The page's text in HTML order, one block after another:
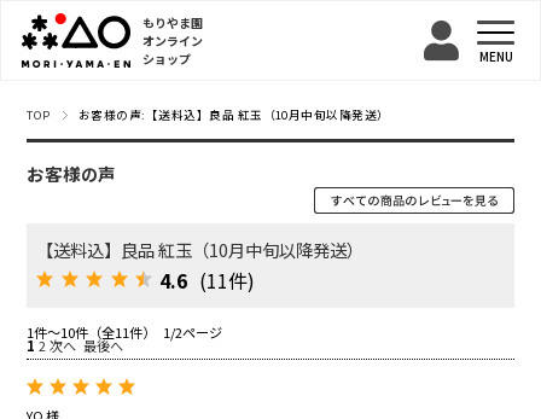
もりやま園
オンライン
ショップ
TOP お客様の声:【送料込】良品 紅玉（10月中旬以降発送）
お客様の声
【送料込】良品 紅玉（10月中旬以降発送）
4.6 (11件)
1件～10件（全11件） 1/2ページ
1 2 次へ 最後へ